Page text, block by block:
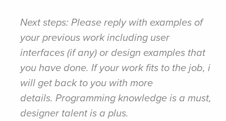
Next steps: Please reply with examples of
your previous work including user
interfaces (if any) or design examples that
you have done. If your work fits to the job, i
will get back to you with more
details. Programming knowledge is a must,
designer talent is a plus.